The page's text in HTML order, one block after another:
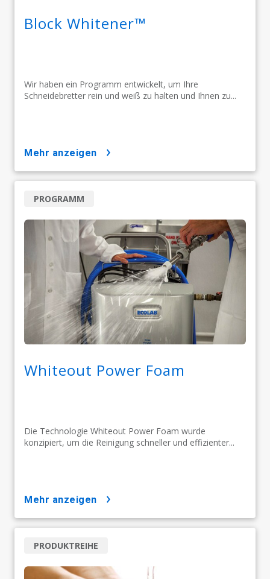
Block Whitener™
Wir haben ein Programm entwickelt, um Ihre
Schneidebretter rein und weiß zu halten und Ihnen zu...
mehr anzeigen
Whiteout Power Foam
Die Technologie Whiteout Power Foam wurde
konzipiert, um die Reinigung schneller und effizienter...
PROGRAMM
mehr anzeigen
PRODUKTREIHE